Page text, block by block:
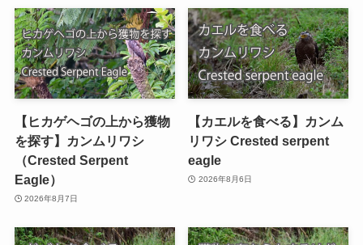
【ヒカゲヘゴの上から獲物
を探す】カンムリワシ
（Crested Serpent
Eagle）
2026年8月7日
【カエルを食べる】カンム
リワシ Crested serpent
eagle
2026年8月6日